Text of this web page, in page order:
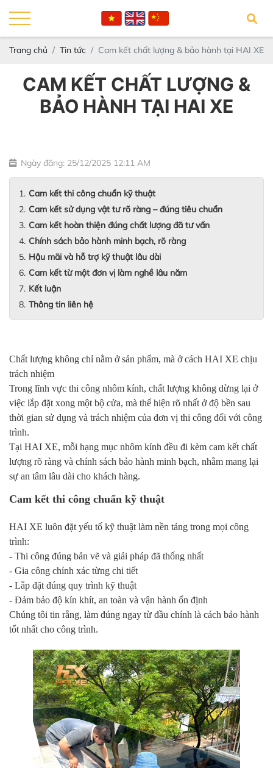
Trang chủ Tin tức Cam kết chất lượng & bảo hành tại HAI XE
CAM KẾT CHẤT LƯỢNG &
BẢO HÀNH TẠI HAI XE
Ngày đăng: 25/12/2025 12:11 AM
Cam kết thi công chuẩn kỹ thuật
Cam kết sử dụng vật tư rõ ràng – đúng tiêu chuẩn
Cam kết hoàn thiện đúng chất lượng đã tư vấn
Chính sách bảo hành minh bạch, rõ ràng
Hậu mãi và hỗ trợ kỹ thuật lâu dài
Cam kết từ một đơn vị làm nghề lâu năm
Kết luận
Thông tin liên hệ
Chất lượng không chỉ nằm ở sản phẩm, mà ở cách HAI XE chịu
trách nhiệm
Trong lĩnh vực thi công nhôm kính, chất lượng không dừng lại ở
việc lắp đặt xong một bộ cửa, mà thể hiện rõ nhất ở độ bền sau
thời gian sử dụng và trách nhiệm của đơn vị thi công đối với công
trình.
Tại HAI XE, mỗi hạng mục nhôm kính đều đi kèm cam kết chất
lượng rõ ràng và chính sách bảo hành minh bạch, nhằm mang lại
sự an tâm lâu dài cho khách hàng.
Cam kết thi công chuẩn kỹ thuật
HAI XE luôn đặt yếu tố kỹ thuật làm nền tảng trong mọi công
trình:
- Thi công đúng bản vẽ và giải pháp đã thống nhất
- Gia công chính xác từng chi tiết
- Lắp đặt đúng quy trình kỹ thuật
- Đảm bảo độ kín khít, an toàn và vận hành ổn định
Chúng tôi tin rằng, làm đúng ngay từ đầu chính là cách bảo hành
tốt nhất cho công trình.